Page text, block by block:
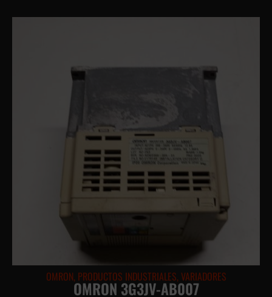
OMRON, PRODUCTOS INDUSTRIALES, VARIADORES
OMRON 3G3JV-AB007